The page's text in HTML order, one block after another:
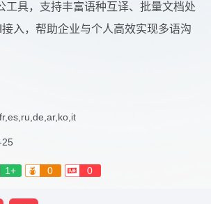
工具，支持丰富语种互译、批量文档处
入，帮助企业与个人高效实现多语沟
25
1+ 0 0